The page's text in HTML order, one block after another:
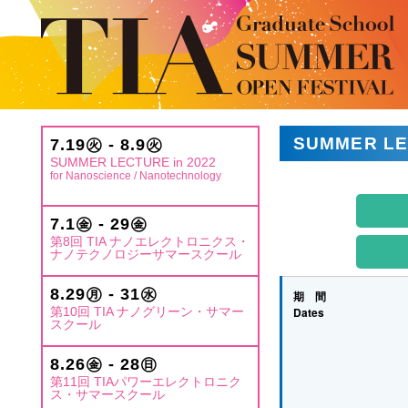
7.19㊋ - 8.9㊋
SUMMER LECTURE in 2022
for Nanoscience / Nanotechnology
7.1㊎ - 29㊎
第8回 TIA ナノエレクトロニクス・
ナノテクノロジーサマースクール
8.29㊊ - 31㊌
第10回 TIA ナノグリーン・サマー
スクール
8.26㊎ - 28㊐
第11回 TIAパワーエレクトロニク
ス・サマースクール
SUMMER
期 間
Dates